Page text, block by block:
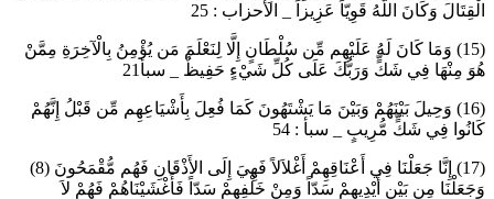
الْقِتَالَ وَكَانَ اللَّهُ قَوِيّاً عَزِيزاً _ الأحزاب : 25
(15) وَمَا كَانَ لَهُ عَلَيْهِم مِّن سُلْطَانٍ إِلَّا لِنَعْلَمَ مَن يُؤْمِنُ بِالْآخِرَةِ مِمَّنْ
هُوَ مِنْهَا فِي شَكٍّ وَرَبُّكَ عَلَى كُلِّ شَيْءٍ حَفِيظٌ _ سبأ21
(16) وَحِيلَ بَيْنَهُمْ وَبَيْنَ مَا يَشْتَهُونَ كَمَا فُعِلَ بِأَشْيَاعِهِم مِّن قَبْلُ إِنَّهُمْ
كَانُوا فِي شَكٍّ مُّرِيبٍ _ سبأ : 54
(17) إِنَّا جَعَلْنَا فِي أَعْنَاقِهِمْ أَغْلاَلاً فَهِيَ إِلَى الأَذْقَانِ فَهُم مُّقْمَحُونَ (8)
وَجَعَلْنَا مِن بَيْنِ أَيْدِيهِمْ سَدّاً وَمِنْ خَلْفِهِمْ سَدّاً فَأَغْشَيْنَاهُمْ فَهُمْ لاَ